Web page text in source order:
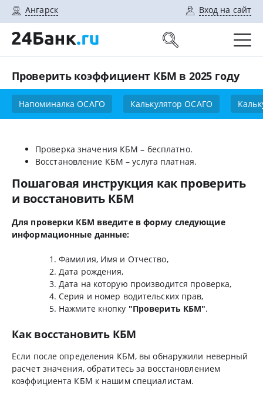
Ангарск Вход на сайт
Проверить коэффициент КБМ в 2025 году
Напоминалка ОСАГО Калькулятор ОСАГО
Проверка значения КБМ – бесплатно.
Восстановление КБМ – услуга платная.
Пошаговая инструкция как проверить
и восстановить КБМ
Для проверки КБМ введите в форму следующие
информационные данные:
Фамилия, Имя и Отчество,
Дата рождения,
Дата на которую производится проверка,
Серия и номер водительских прав,
Нажмите кнопку "Проверить КБМ".
Как восстановить КБМ
Если после определения КБМ, вы обнаружили неверный
расчет значения, обратитесь за восстановлением
коэффициента КБМ к нашим специалистам.